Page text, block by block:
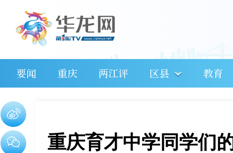
要闻 重庆 两江评 区县 教育
重庆育才中学同学们